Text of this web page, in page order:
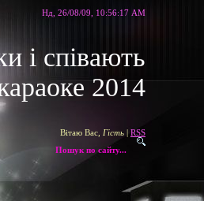
Нд, 26/08/09, 10:56:17 AM
і співають
2014
Вітаю Вас Гість | RSS